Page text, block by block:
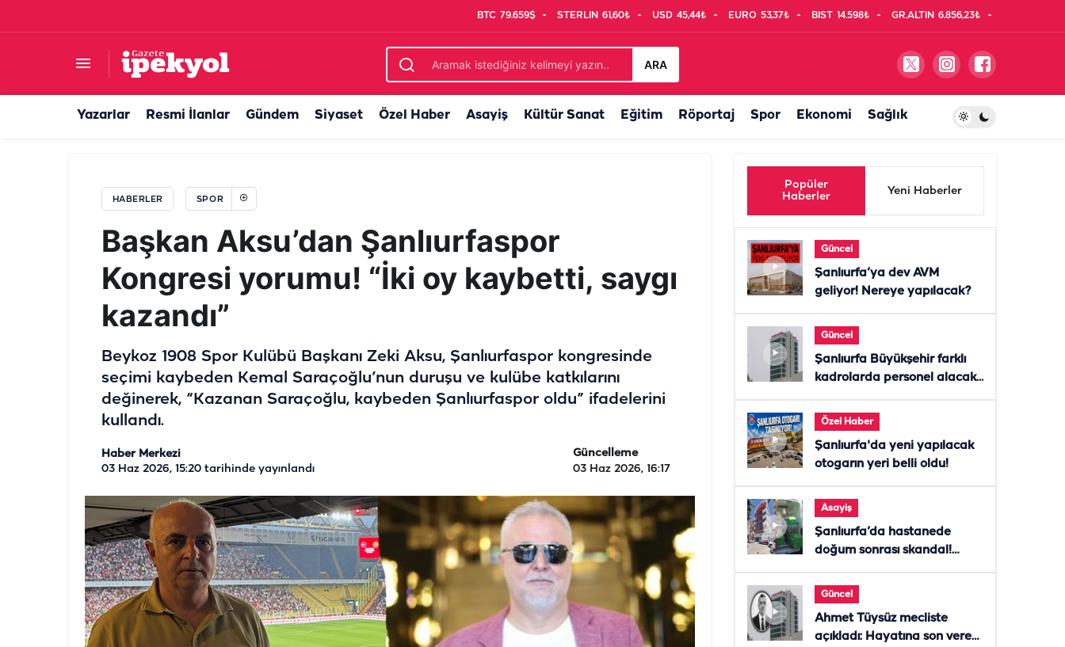
BTC 79.659$ STERLIN 61,60₺ USD 45,44₺ EURO 53,37₺ BIST 14.598₺ GR.ALTIN 6.856,23₺
ARA
Yazarlar Resmi İlanlar Gündem Siyaset Özel Haber Asayiş Kültür Sanat Eğitim Röportaj Spor Ekonomi Sağlık
HABERLER SPOR
Başkan Aksu’dan Şanlıurfaspor
Kongresi yorumu! “İki oy kaybetti, saygı
kazandı”
Beykoz 1908 Spor Kulübü Başkanı Zeki Aksu, Şanlıurfaspor kongresinde
seçimi kaybeden Kemal Saraçoğlu’nun duruşu ve kulübe katkılarını
değinerek, “Kazanan Saraçoğlu, kaybeden Şanlıurfaspor oldu” ifadelerini
kullandı.
Haber Merkezi
03 Haz 2026, 15:20 tarihinde yayınlandı
Güncelleme
03 Haz 2026, 16:17
Popüler
Haberler
Yeni Haberler
Güncel
Şanlıurfa’ya dev AVM
geliyor! Nereye yapılacak?
Güncel
Şanlıurfa Büyükşehir farklı
kadrolarda personel alacak!
Özel Haber
Şanlıurfa'da yeni yapılacak
otogarın yeri belli oldu!
Asayiş
Şanlıurfa’da hastanede
doğum sonrası skandal!
Güncel
Ahmet Tüysüz mecliste
açıkladı: Hayatına son veren
Şanlıurfaspor'dan gizem dolu paylaşım! "Eve dön" mesajı kimi işaret ediyor?